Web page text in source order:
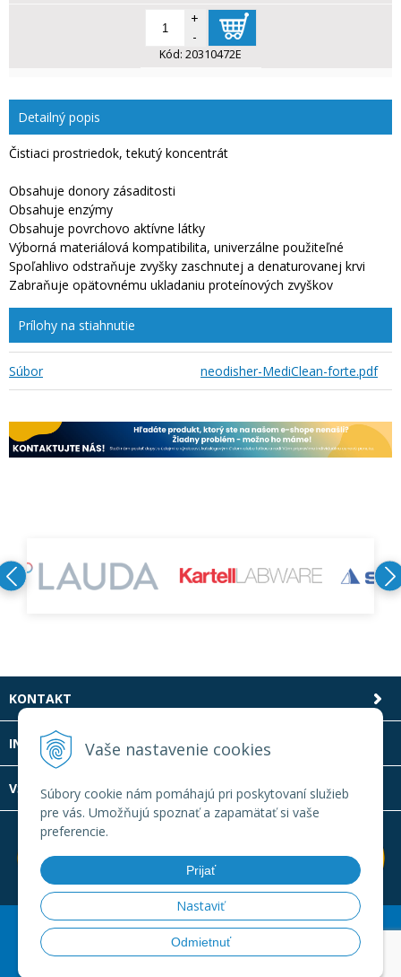
Vaše nastavenie cookies
Súbory cookie nám pomáhajú pri poskytovaní služieb
pre vás. Umožňujú spoznať a zapamätať si vaše
preferencie.
Prijať
Nastaviť
Odmietnuť
+
-
Kód: 20310472E
Detailný popis
Čistiaci prostriedok, tekutý koncentrát
Obsahuje donory zásaditosti
Obsahuje enzýmy
Obsahuje povrchovo aktívne látky
Výborná materiálová kompatibilita, univerzálne použiteľné
Spoľahlivo odstraňuje zvyšky zaschnutej a denaturovanej krvi
Zabraňuje opätovnému ukladaniu proteínových zvyškov
Prílohy na stiahnutie
Súbor neodisher-MediClean-forte.pdf
KONTAKT
INFOLINKA
VŠETKO O NÁKUPE
© 2026 Laboratornatechnika.sk •Created
e-shop Pohoda
connectorbyNextCom s.r.o.